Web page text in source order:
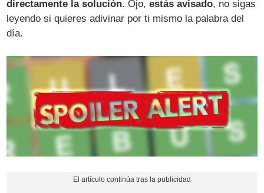
directamente la solución. Ojo,estás avisado, no sigas
leyendo si quieres adivinar por ti mismo la palabra del
día.